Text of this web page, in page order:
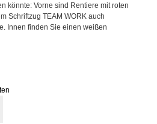
könnte: Vorne sind Rentiere mit roten
Schriftzug TEAM WORK auch
Innen finden Sie einen weißen